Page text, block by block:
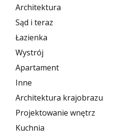
Architektura
Sąd i teraz
Łazienka
Wystrój
Apartament
Inne
Architektura krajobrazu
Projektowanie wnętrz
Kuchnia